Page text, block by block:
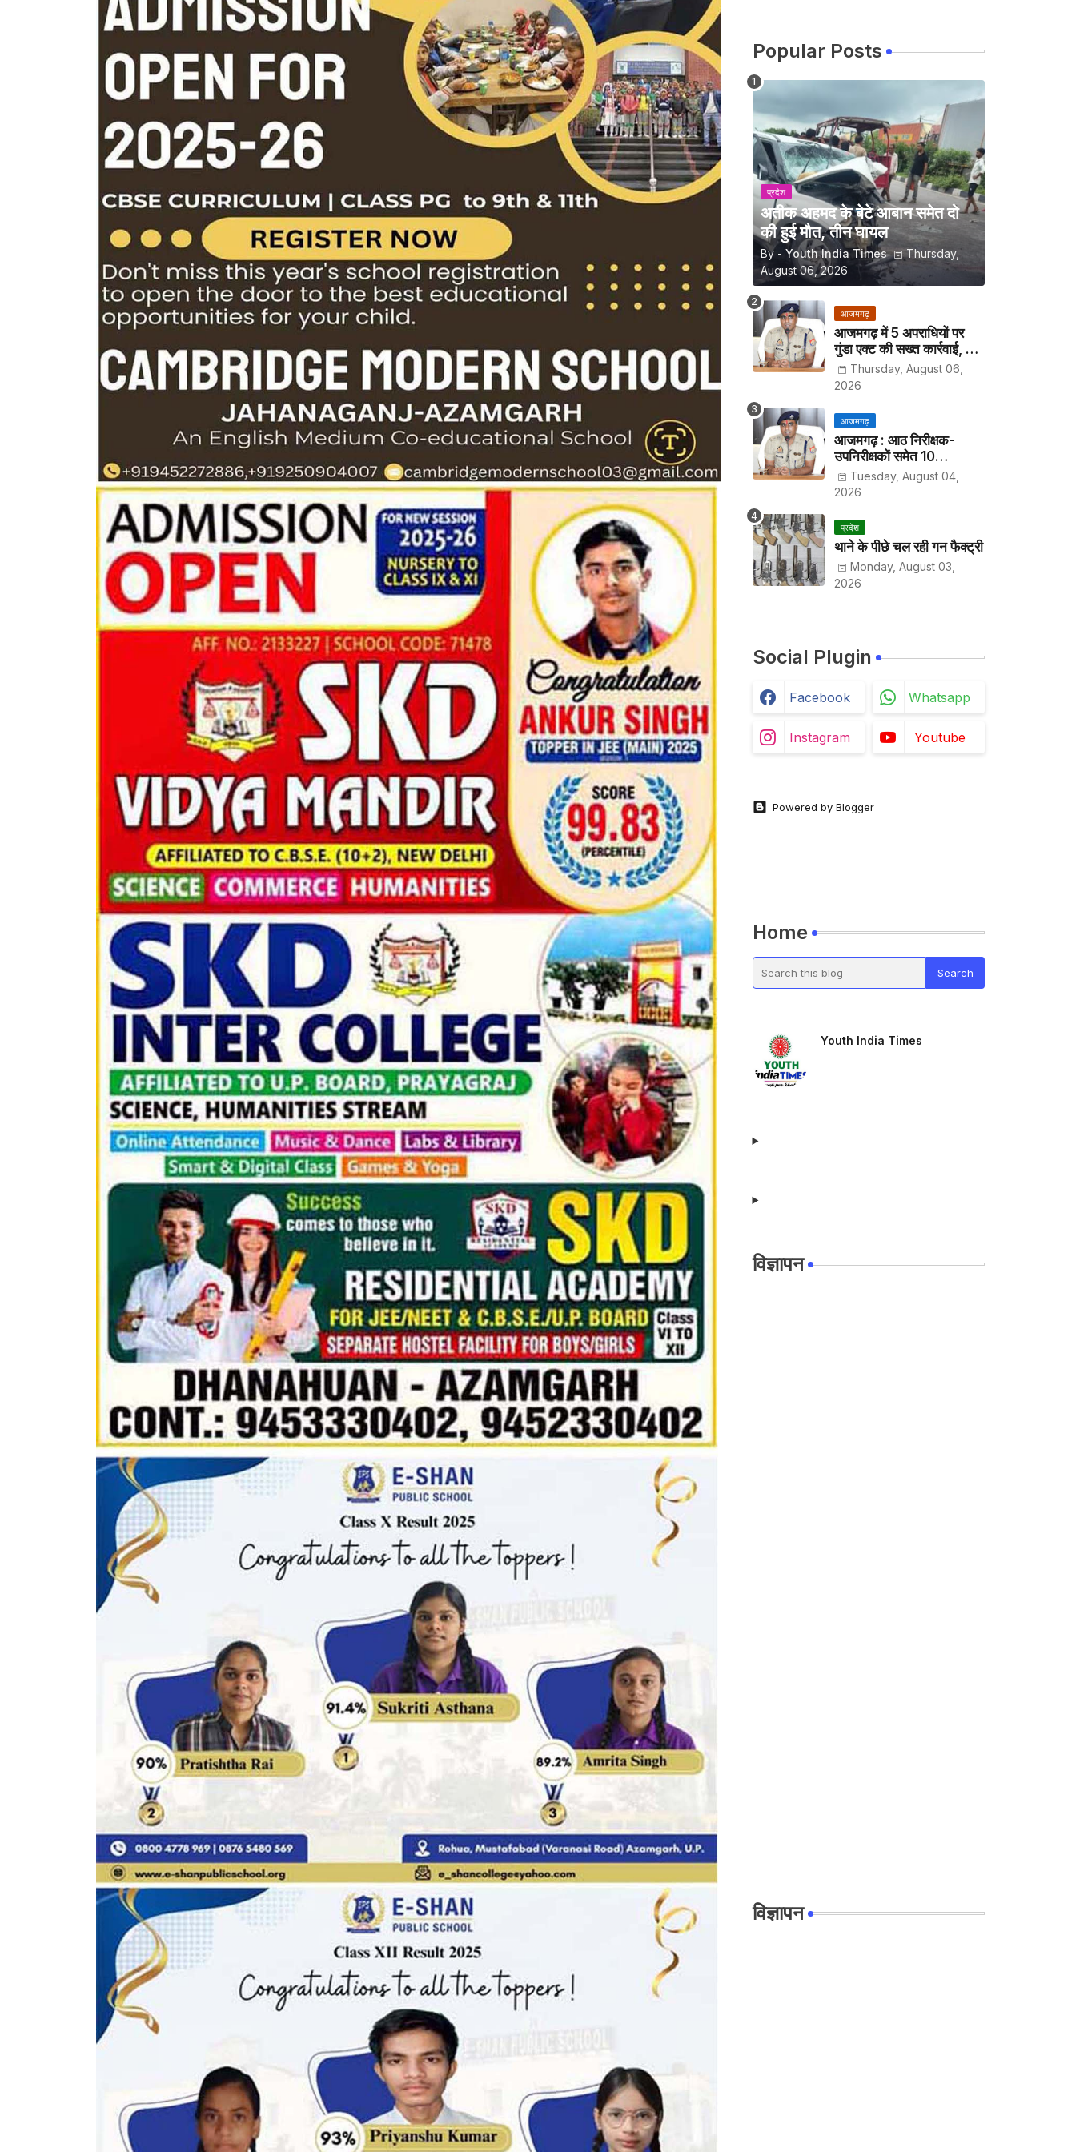
Popular Posts
प्रदेश
अतीक अहमद के बेटे आबान समेत दो
की हुई मौत, तीन घायल
By - Youth India Times
Thursday,
August 06, 2026
आजमगढ़
आजमगढ़ में 5 अपराधियों पर
गुंडा एक्ट की सख्त कार्रवाई, अब
हर पखवाड़े थाने में लगानी होगी
हाजिरी
Thursday, August 06,
2026
आजमगढ़
आजमगढ़ : आठ निरीक्षक-
उपनिरीक्षकों समेत 10
अधिकारियों के तबादले
Tuesday, August 04,
2026
प्रदेश
थाने के पीछे चल रही गन फैक्ट्री
Monday, August 03,
2026
Social Plugin
Facebook Whatsapp
Instagram Youtube
Powered by Blogger
Home
Youth India Times
विज्ञापन
विज्ञापन